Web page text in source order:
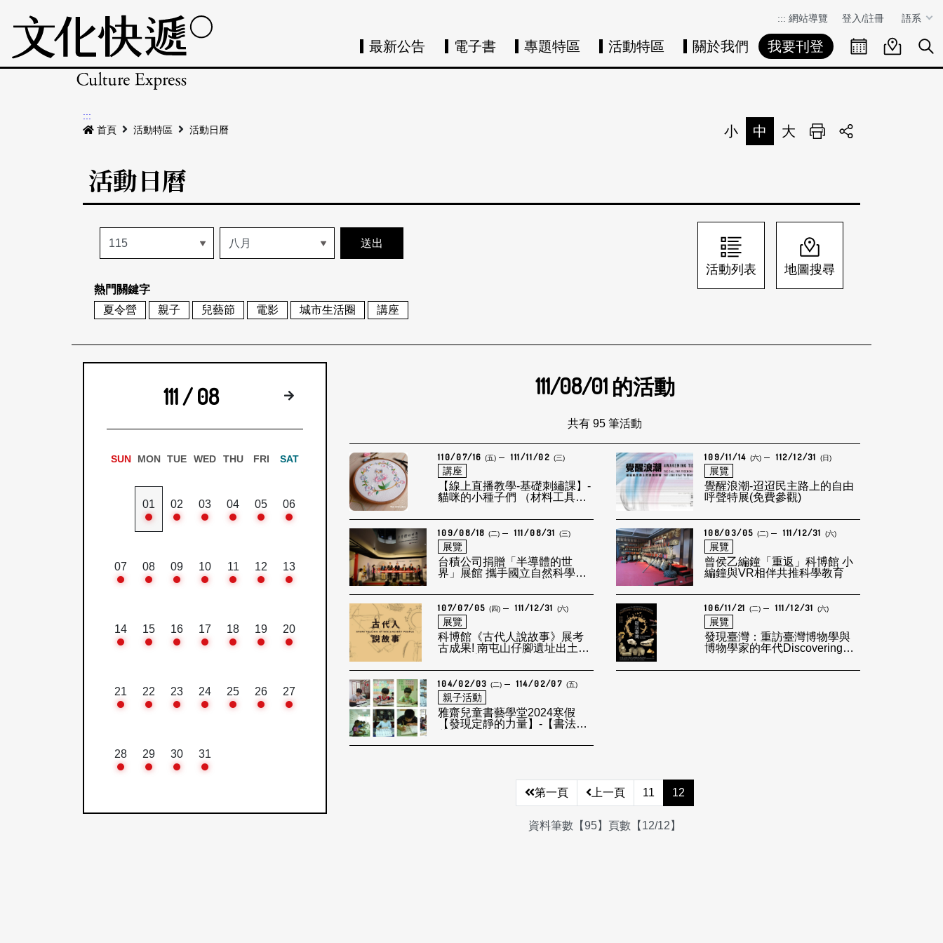
::: 網站導覽 登入/註冊 語系
最新公告 電子書 專題特區 活動特區 關於我們 我要刊登 活動日曆活動地圖展
:::
首頁
活動特區 活動日曆 小 中 大 列印
活動日曆
熱門關鍵字
夏令營
親子 兒藝節 電影 城市生活圈 講座
活動列表 地圖搜尋
111 / 08 下個月
SUN MON TUE WED THU FRI SAT
01 02 03 04 05 06
07 08 09 10 11 12 13
14 15 16 17 18 19 20
21 22 23 24 25 26 27
28 29 30 31
111/08/01 的活動
共有 95 筆活動
110/07/16 (五) 111/11/02 (三)
講座
【線上直播教學-基礎刺繡課】-
貓咪的小種子們 （材料工具組
109/11/14 (六) 112/12/31 (日)
展覽
覺醒浪潮-迢迢民主路上的自由
呼聲特展(免費參觀)
109/08/18 (二) 111/08/31 (三)
展覽
台積公司捐贈「半導體的世
界」展館 攜手國立自然科學博
108/03/05 (二) 111/12/31 (六)
展覽
曾侯乙編鐘「重返」科博館 小
編鐘與VR相伴共推科學教育
107/07/05 (四) 111/12/31 (六)
展覽
科博館《古代人說故事》展考
古成果! 南屯山仔腳遺址出土的
106/11/21 (二) 111/12/31 (六)
展覽
發現臺灣：重訪臺灣博物學與
博物學家的年代Discovering
Natural History and Naturalist
104/02/03 (二) 114/02/07 (五)
親子活動
雅齋兒童書藝學堂2024寒假
【發現定靜的力量】-【書法啟
第一頁 上一頁 11 12
資料筆數【95】頁數【12/12】